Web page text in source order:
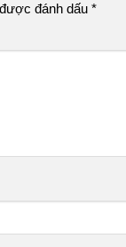
đánh dấu *